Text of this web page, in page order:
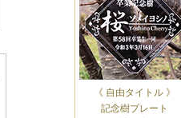
《 自由タイトル 》
記念樹プレート